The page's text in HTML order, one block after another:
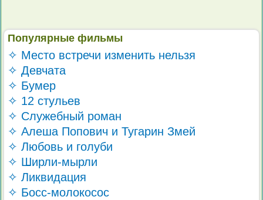
Популярные фильмы
✧ Место встречи изменить нельзя
✧ Девчата
✧ Бумер
✧ 12 стульев
✧ Служебный роман
✧ Алеша Попович и Тугарин Змей
✧ Любовь и голуби
✧ Ширли-мырли
✧ Ликвидация
✧ Босс-молокосос